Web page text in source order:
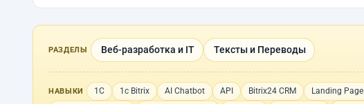
РАЗДЕЛЫ Веб-разработка и IT Тексты и Переводы
НАВЫКИ 1С 1с Bitrix AI Chatbot API Bitrix24 CRM Landing Page